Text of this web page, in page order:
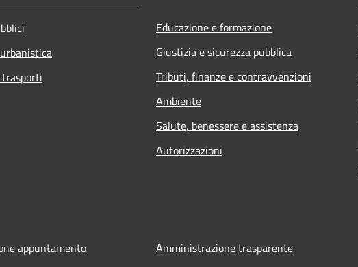
Educazione e formazione
Giustizia e sicurezza pubblica
Tributi, finanze e contravvenzioni
Ambiente
Salute, benessere e assistenza
Autorizzazioni
appuntamento
Amministrazione trasparente